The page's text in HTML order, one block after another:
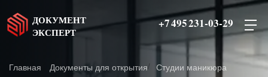
ДОКУМЕНТ
ЭКСПЕРТ
+7 495 231-03-29
Главная Документы для открытия Студии маникюра